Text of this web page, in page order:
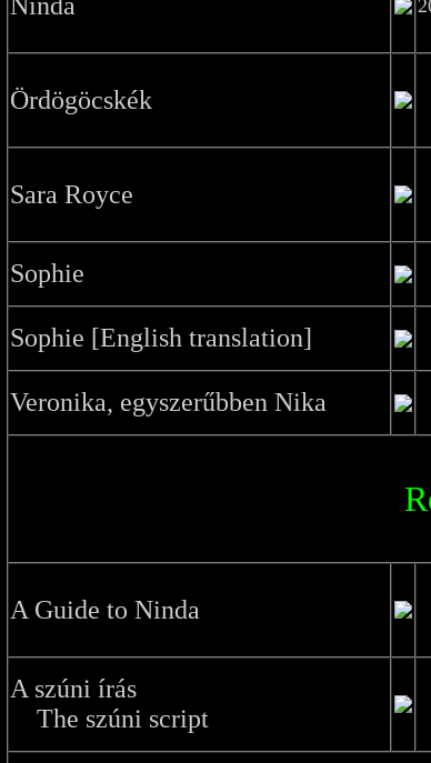
Ördögöcskék
Sara Royce
Sophie
Sophie [English translation]
Veronika, egyszerűbben Nika
A Guide to Ninda
A szúni írás
The szúni script